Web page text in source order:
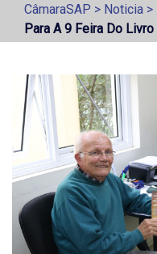
CâmaraSAP > Noticia >
Para A 9 Feira Do Livro